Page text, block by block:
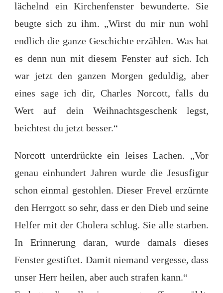
lächelnd ein Kirchenfenster bewunderte. Sie
beugte sich zu ihm. „Wirst du mir nun wohl
endlich die ganze Geschichte erzählen. Was hat
es denn nun mit diesem Fenster auf sich. Ich
war jetzt den ganzen Morgen geduldig, aber
eines sage ich dir, Charles Norcott, falls du
Wert auf dein Weihnachtsgeschenk legst,
beichtest du jetzt besser.“
Norcott unterdrückte ein leises Lachen. „Vor
genau einhundert Jahren wurde die Jesusfigur
schon einmal gestohlen. Dieser Frevel erzürnte
den Herrgott so sehr, dass er den Dieb und seine
Helfer mit der Cholera schlug. Sie alle starben.
In Erinnerung daran, wurde damals dieses
Fenster gestiftet. Damit niemand vergesse, dass
unser Herr heilen, aber auch strafen kann.“